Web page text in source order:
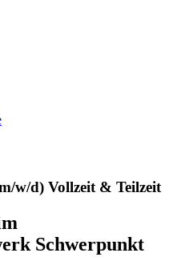
w/d) Vollzeit & Teilzeit
Schwerpunkt